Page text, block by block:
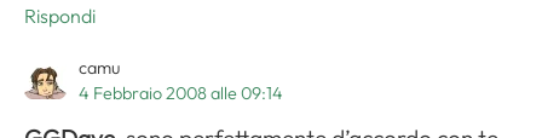
Rispondi
camu
4 Febbraio 2008 alle 09:14